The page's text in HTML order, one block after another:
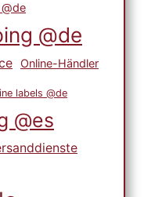
@de
Online-Händler
labels @de
@es